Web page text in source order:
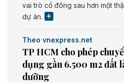
vai trò cổ đông sau hơn một
dự án.
Theo vnexpress.net
TP HCM cho phép
dụng gần 6.500 m2 đất
dưỡng